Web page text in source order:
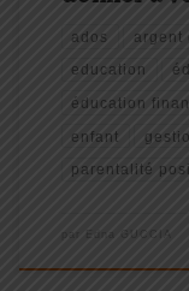
ados argent
education
éducation
enfant
parentalité
Edna GUCCIA